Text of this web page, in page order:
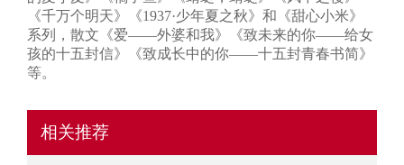
《千万个明天》《1937·少年夏之秋》和《甜心小米》
系列，散文《爱——外婆和我》《致未来的你——给女
孩的十五封信》《致成长中的你——十五封青春书简》
等。
相关推荐